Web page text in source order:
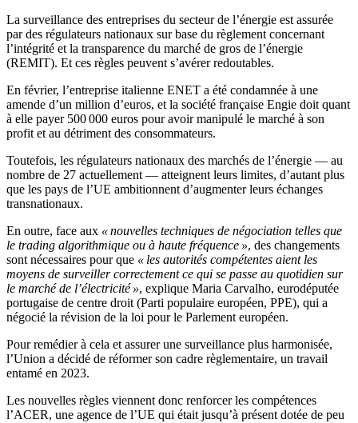
La surveillance des entreprises du secteur de l’énergie est assurée
par des régulateurs nationaux sur base du règlement concernant
l’intégrité et la transparence du marché de gros de l’énergie
(REMIT). Et ces règles peuvent s’avérer redoutables.
En février, l’entreprise italienne ENET a été condamnée à une
amende d’un million d’euros, et la société française Engie doit quant
à elle payer 500 000 euros pour avoir manipulé le marché à son
profit et au détriment des consommateurs.
Toutefois, les régulateurs nationaux des marchés de l’énergie — au
nombre de 27 actuellement — atteignent leurs limites, d’autant plus
que les pays de l’UE ambitionnent d’augmenter leurs échanges
transnationaux.
En outre, face aux « nouvelles techniques de négociation telles que
le trading algorithmique ou à haute fréquence », des changements
sont nécessaires pour que « les autorités compétentes aient les
moyens de surveiller correctement ce qui se passe au quotidien sur
le marché de l’électricité », explique Maria Carvalho, eurodéputée
portugaise de centre droit (Parti populaire européen, PPE), qui a
négocié la révision de la loi pour le Parlement européen.
Pour remédier à cela et assurer une surveillance plus harmonisée,
l’Union a décidé de réformer son cadre règlementaire, un travail
entamé en 2023.
Les nouvelles règles viennent donc renforcer les compétences
l’ACER, une agence de l’UE qui était jusqu’à présent dotée de peu